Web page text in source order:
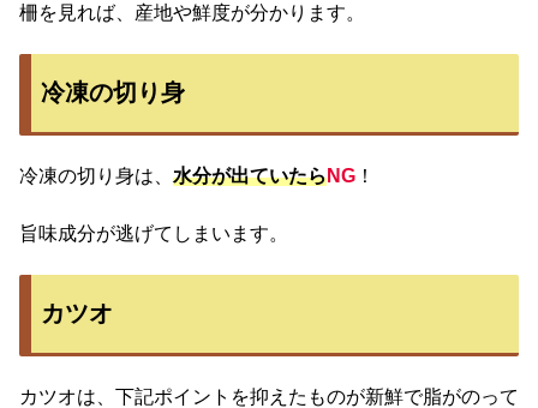
柵を見れば、産地や鮮度が分かります。
冷凍の切り身
冷凍の切り身は、 水分が出ていたらNG ！
旨味成分が逃げてしまいます。
カツオ
カツオは、下記ポイントを抑えたものが新鮮で脂がのって